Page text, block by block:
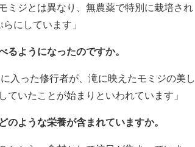
ミジとは異なり、無農薬で特別に栽培され
にしています」
るようになったのですか。
入った修行者が、滝に映えたモミジの美し
いたことが始まりといわれています」
ような栄養が含まれていますか。